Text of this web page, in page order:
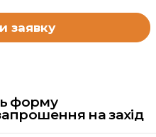
форму
на захід